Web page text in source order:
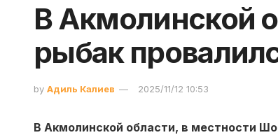
В Акмолинской
рыбак
by Адиль Калиев 2025/11/12 10:53
В Акмолинской области, в местности